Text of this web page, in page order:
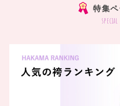
一蔵 平
一蔵 高
一蔵 長
一蔵 梅
特集ペ
special